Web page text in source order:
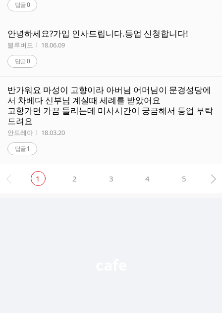
답글0
안녕하세요?가입 인사드립니다.등업 신청합니다!
작성자
블루버드 작성시간
18.06.09
답글0
반가워요 마성이 고향이라 아버님 어머님이 문경성당에
서 차베다 신부님 계실때 세례를 받았어요
고향가면 가끔 들리는데 미사시간이 궁금해서 등업 부탁
드려요
작성자
안드레아 작성시간
18.03.20
답글1
1 2 3 4 5